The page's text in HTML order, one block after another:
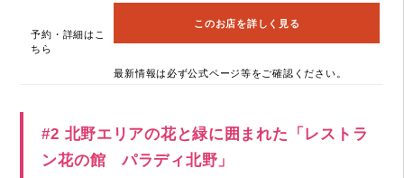
予約・詳細はこ
ちら
このお店を詳しく見る
最新情報は必ず公式ページ等をご確認ください。
#2 北野エリアの花と緑に囲まれた「レストラ
ン花の館 パラディ北野」